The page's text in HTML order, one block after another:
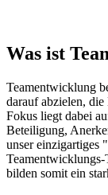
Was ist
Teamentwicklung
darauf abzielen,
Fokus liegt dabei
Beteiligung,
unser einzigartiges
bilden somit ein